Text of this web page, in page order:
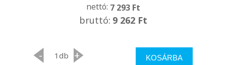
nettó: 7 293 Ft
bruttó: 9 262 Ft
- db + KOSÁRBA